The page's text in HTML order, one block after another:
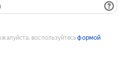
воспользуйтесьформой